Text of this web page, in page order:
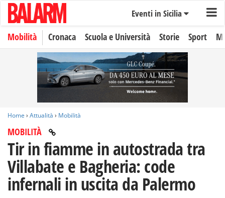
Eventi in Sicilia
Mobilità Cronaca Scuola e Università Storie Sport
Home › Attualità › Mobilità
MOBILITÀ
Tir in fiamme in autostrada tra
Villabate e Bagheria: code
infernali in uscita da Palermo